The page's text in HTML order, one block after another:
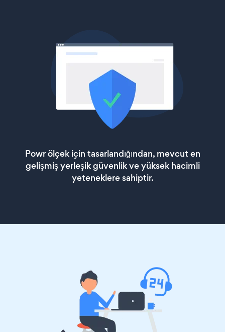
Powr ölçek için tasarlandığından, mevcut en
gelişmiş yerleşik güvenlik ve yüksek hacimli
yeteneklere sahiptir.